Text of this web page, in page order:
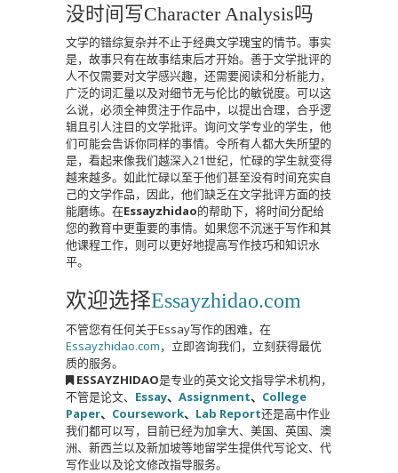
没时间写Character Analysis吗
文学的错综复杂并不止于经典文学瑰宝的情节。事实
是，故事只有在故事结束后才开始。善于文学批评的
人不仅需要对文学感兴趣，还需要阅读和分析能力，
广泛的词汇量以及对细节无与伦比的敏锐度。可以这
么说，必须全神贯注于作品中，以提出合理，合乎逻
辑且引人注目的文学批评。询问文学专业的学生，​​他
们可能会告诉你同样的事情。令所有人都大失所望的
是，看起来像我们越深入21世纪，忙碌的学生就变得
越来越多。如此忙碌以至于他们甚至没有时间充实自
己的文学作品，因此，他们缺乏在文学批评方面的技
能磨练。在Essayzhidao的帮助下，将时间分配给
您的教育中更重要的事情。如果您不沉迷于写作和其
他课程工作，则可以更好地提高写作技巧和知识水
平。
欢迎选择Essayzhidao.com
不管您有任何关于Essay写作的困难，在
Essayzhidao.com，立即咨询我们，立刻获得最优
质的服务。
ESSAYZHIDAO是专业的英文论文指导学术机构，
不管是论文、 Essay、 Assignment、 College
Paper、 Coursework、 Lab Report还是高中作业
我们都可以写，目前已经为加拿大、美国、英国、澳
洲、新西兰以及新加坡等地留学生提供代写论文、代
写作业以及论文修改指导服务。